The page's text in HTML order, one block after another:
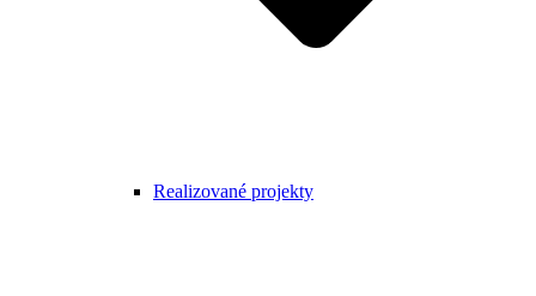
Realizované projekty